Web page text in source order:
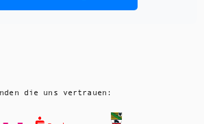
die uns vertrauen: